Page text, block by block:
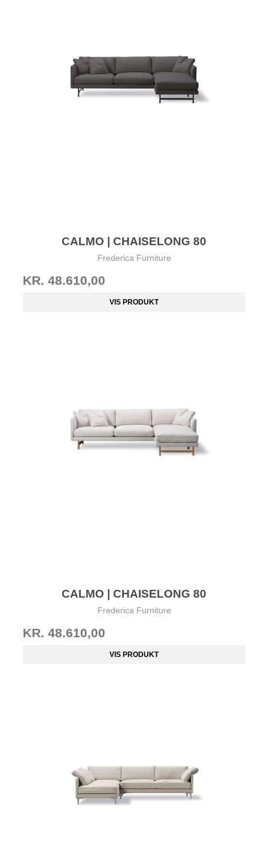
CALMO | CHAISELONG 80
Frederica Furniture
KR. 48.610,00
VIS PRODUKT
CALMO | CHAISELONG 80
Frederica Furniture
KR. 48.610,00
VIS PRODUKT